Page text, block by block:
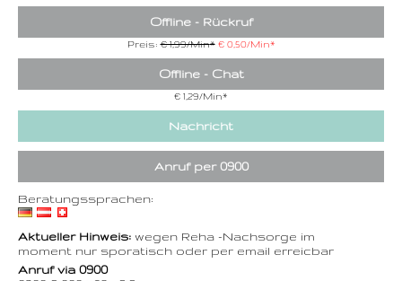
Offline - Rückruf
Preis:€ 1,99/Min* € 0,50/Min*
Offline - Chat
€ 1,29/Min*
Nachricht
Anruf per 0900
Beratungssprachen:
Aktueller Hinweis: wegen Reha -Nachsorge im
moment nur sporatisch oder per email erreicbar
Anruf via 0900